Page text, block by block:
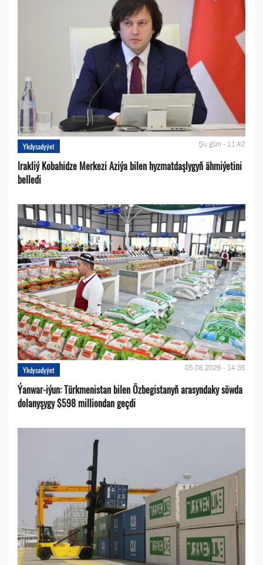
Ykdysadyýet Şu gün - 11:42
Irakliý Kobahidze Merkezi Aziýa bilen hyzmatdaşlygyň ähmiýetini
belledi
Ykdysadyýet 05.08.2026 - 14:35
Ýanwar-iýun: Türkmenistan bilen Özbegistanyň arasyndaky söwda
dolanyşygy $598 milliondan geçdi